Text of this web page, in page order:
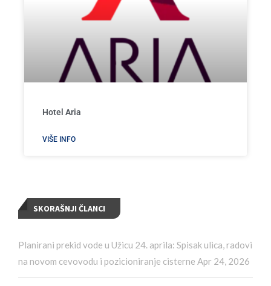
Hotel Aria
VIŠE INFO
SKORAŠNJI ČLANCI
Planirani prekid vode u Užicu 24. aprila: Spisak ulica, radovi
na novom cevovodu i pozicioniranje cisterne Apr 24, 2026